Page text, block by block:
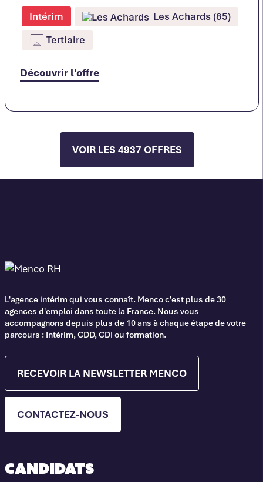
Intérim
Les Achards (85)
Tertiaire
Découvrir l'offre
VOIR LES 4937 OFFRES
L'agence intérim qui vous connaît. Menco c'est plus de 30
agences d'emploi dans toute la France. Nous vous
accompagnons depuis plus de 10 ans à chaque étape de votre
parcours : Intérim, CDD, CDI ou formation.
RECEVOIR LA NEWSLETTER MENCO
CONTACTEZ-NOUS
Candidats